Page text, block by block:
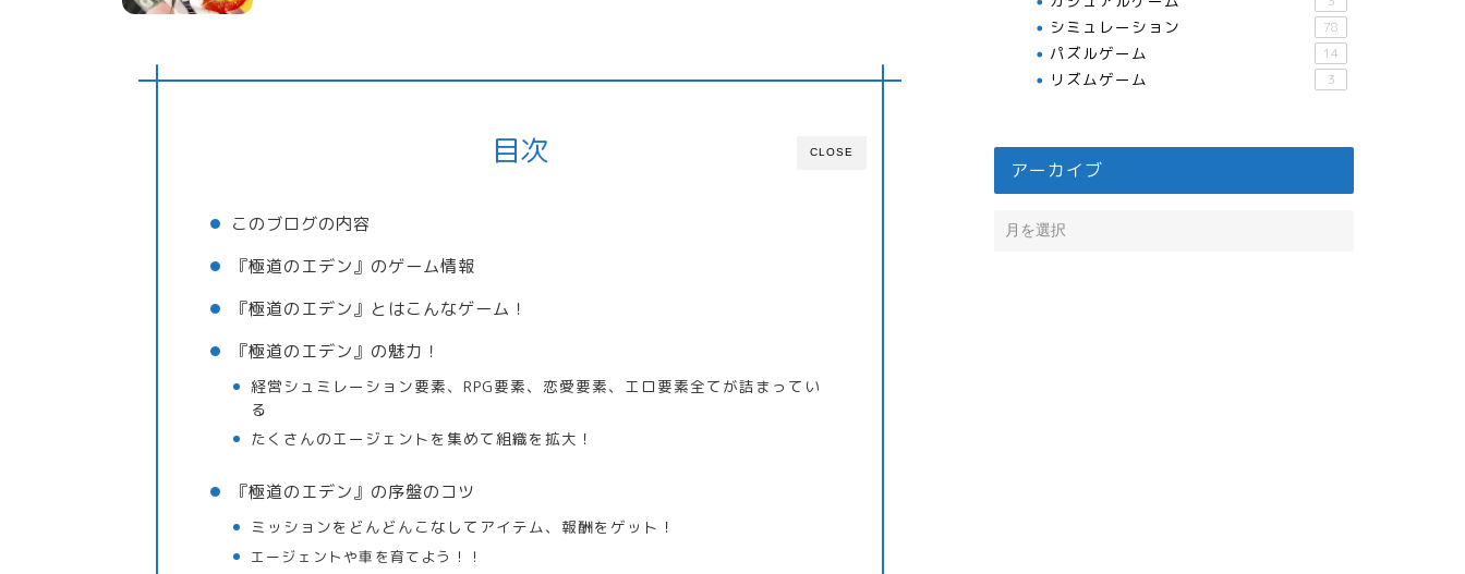
CLOSE
目次
このブログの内容
『極道のエデン』のゲーム情報
『極道のエデン』とはこんなゲーム！
『極道のエデン』の魅力！
経営シュミレーション要素、RPG要素、恋愛要素、エロ要素全てが詰まってい
る
たくさんのエージェントを集めて組織を拡大！
『極道のエデン』の序盤のコツ
ミッションをどんどんこなしてアイテム、報酬をゲット！
エージェントや車を育てよう！！
シミュレーション 78
パズルゲーム 14
リズムゲーム 3
アーカイブ